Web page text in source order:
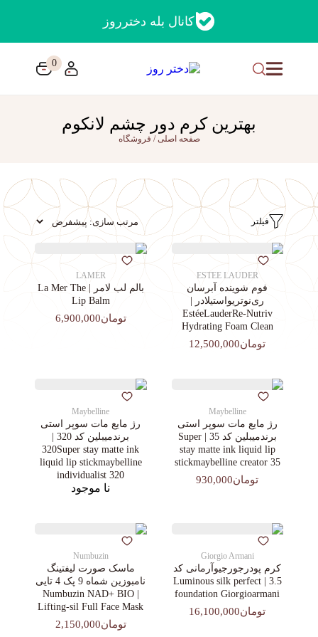
کانال بله دخترروز
0
بهترین کرم دور چشم لانکوم
صفحه اصلی/ فروشگاه
فیلتر
ESTEE LAUDER
فوم شوینده آبرسان
ری‌نوتریواستیلادر |
EstéeLauderRe-Nutriv
Hydrating Foam Clean
تومان12,500,000
LAMER
بالم لب لامر | La Mer The
Lip Balm
تومان6,900,000
Maybelline
رژ مایع مات سوپر استی‌
برندمیبلین کد 35 | Super
stay matte ink liquid lip
stickmaybelline creator 35
تومان930,000
Maybelline
رژ مایع مات سوپر استی‌
برندمیبلین کد 320 |
320Super stay matte ink
liquid lip stickmaybelline
individualist 320
نا موجود
Giorgio Armani
کرم پودرجورجیوآرمانی کد
3.5 | Luminous silk perfect
foundation Giorgioarmani
تومان16,100,000
Numbuzin
ماسک صورت لیفتینگ
نامبوزین شماه 9 پک 4 تایی
| Numbuzin NAD+ BIO
Lifting-sil Full Face Mask
تومان2,150,000